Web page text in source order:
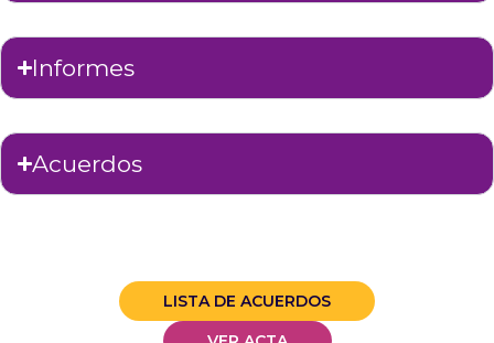
Informes
Acuerdos
LISTA DE ACUERDOS